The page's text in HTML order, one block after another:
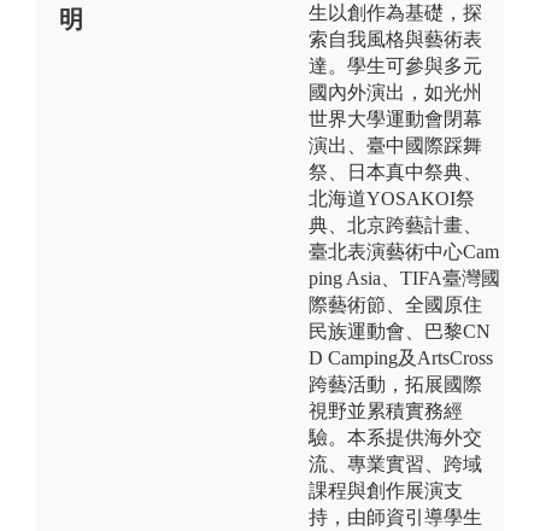
明
生以創作為基礎，探
索自我風格與藝術表
達。學生可參與多元
國內外演出，如光州
世界大學運動會閉幕
演出、臺中國際踩舞
祭、日本真中祭典、
北海道YOSAKOI祭
典、北京跨藝計畫、
臺北表演藝術中心Cam
ping Asia、TIFA臺灣國
際藝術節、全國原住
民族運動會、巴黎CN
D Camping及ArtsCross
跨藝活動，拓展國際
視野並累積實務經
驗。本系提供海外交
流、專業實習、跨域
課程與創作展演支
持，由師資引導學生